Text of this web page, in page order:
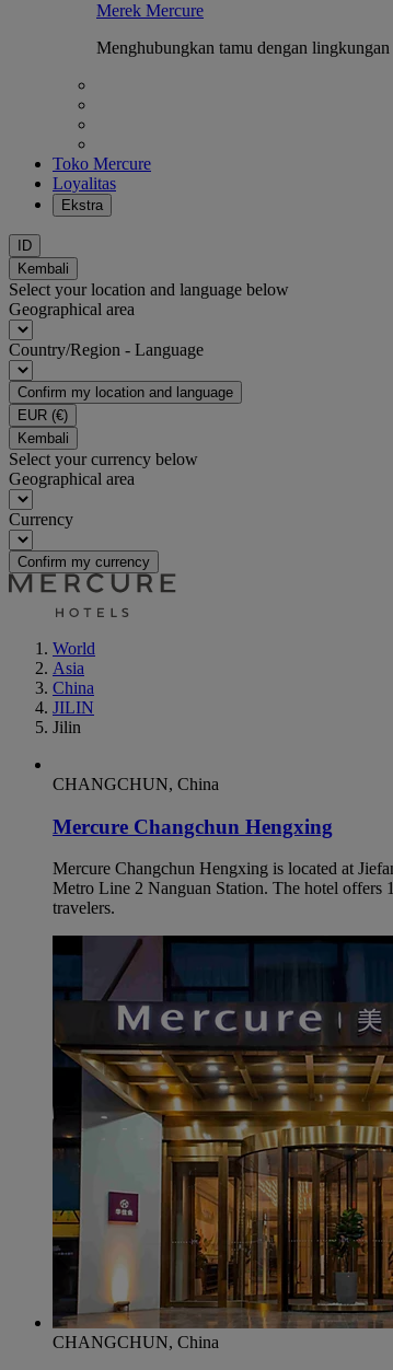
Merek Mercure
Menghubungkan tamu dengan
Toko Mercure
Loyalitas
Ekstra
ID
Kembali
Select your location and language below
Geographical area
Country/Region - Language
Confirm my location and language
EUR (€)
Kembali
Select your currency below
Geographical area
Currency
Confirm my currency
World
Asia
China
JILIN
Jilin
CHANGCHUN, China
Mercure Changchun Hengxing
Mercure Changchun Hengxing is located at
Metro Line 2 Nanguan Station. The hotel offers
travelers.
CHANGCHUN, China